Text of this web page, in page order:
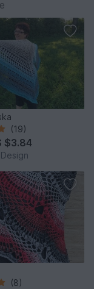
(19)
$3.84
(8)